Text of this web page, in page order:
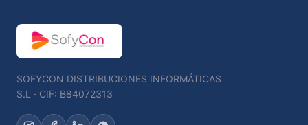
SOFYCON DISTRIBUCIONES INFORMÁTICAS
S.L · CIF: B84072313